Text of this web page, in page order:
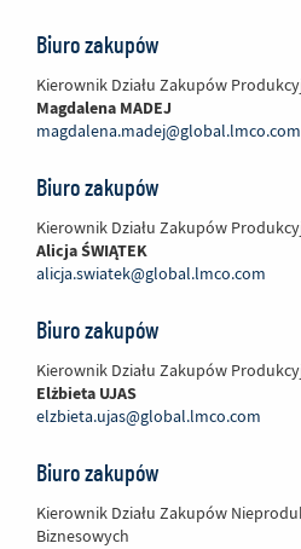
Biuro zakupów
Kierownik Działu Zakupów
Magdalena MADEJ
magdalena.madej@global.lmco.com
Biuro zakupów
Kierownik Działu Zakupów
Alicja ŚWIĄTEK
alicja.swiatek@global.lmco.com
Biuro zakupów
Kierownik Działu Zakupów
Elżbieta UJAS
elzbieta.ujas@global.lmco.com
Biuro zakupów
Kierownik Działu Zakupów
Biznesowych